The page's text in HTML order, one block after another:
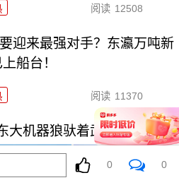
阅读 12508
迎来最强对手？东瀛万吨新
船台！
阅读 11370
大机器狼驮着武器冲锋！
0 0